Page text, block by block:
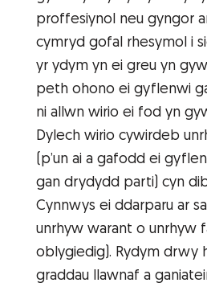
proffesiynol neu gyngor
cymryd gofal rhesymol i
yr ydym yn ei greu yn
peth ohono ei gyflenwi
ni allwn wirio ei fod yn
Dylech wirio cywirdeb
(p’un ai a gafodd ei
gan drydydd parti) cyn
Cynnwys ei ddarparu ar
unrhyw warant o unrhyw
oblygiedig). Rydym drwy
graddau llawnaf a